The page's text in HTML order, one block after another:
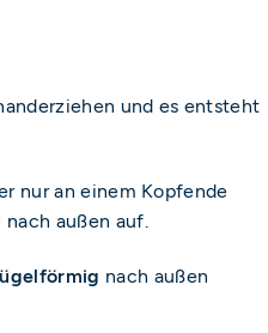
und es entsteht
nur an einem Kopfende
nach außen auf.
nach außen